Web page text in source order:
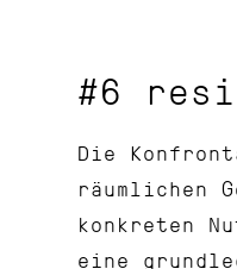
#6
Die
räumlichen
konkreten
eine